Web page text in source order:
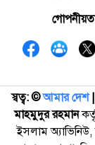
স্বত্ব: ©️আমার দেশ|
মাহমুদুর রহমান
ইসলাম